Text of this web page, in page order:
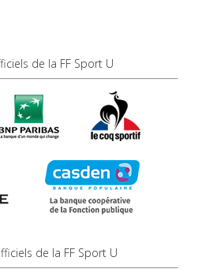
de la FF Sport U
de la FF Sport U